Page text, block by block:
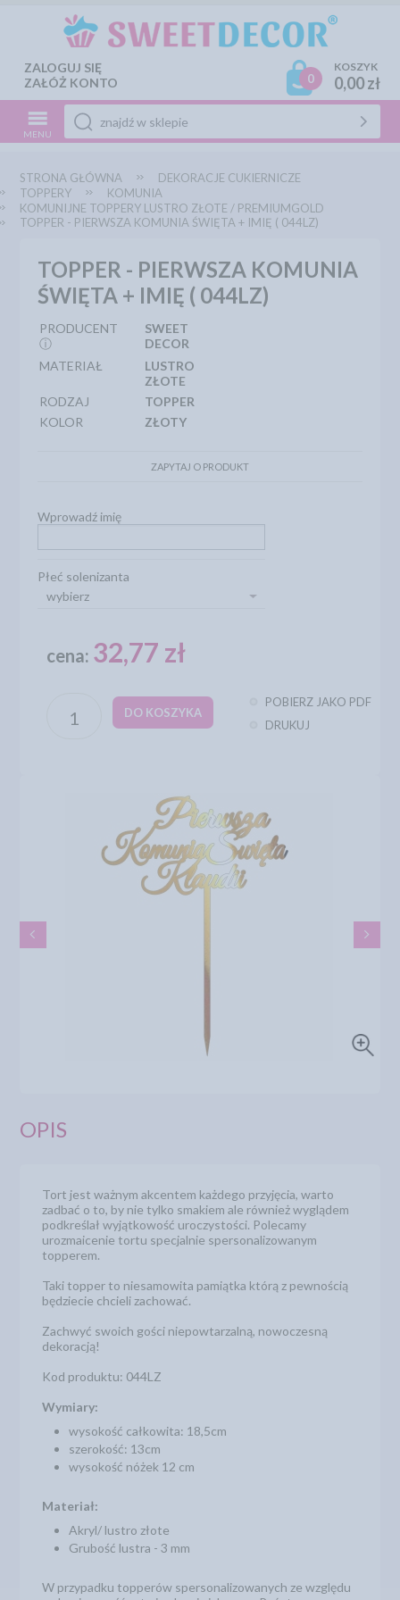
ZALOGUJ SIĘ
ZAŁÓŻ KONTO
0
KOSZYK
0,00 zł
MENU
STRONA GŁÓWNA
DEKORACJE CUKIERNICZE
TOPPERY
KOMUNIA
KOMUNIJNE TOPPERY LUSTRO ZŁOTE / PREMIUMGOLD
TOPPER - PIERWSZA KOMUNIA ŚWIĘTA + IMIĘ ( 044LZ)
TOPPER - PIERWSZA KOMUNIA
ŚWIĘTA + IMIĘ ( 044LZ)
PRODUCENT
ⓘ
SWEET
DECOR
MATERIAŁ
LUSTRO
ZŁOTE
RODZAJ
TOPPER
KOLOR
ZŁOTY
ZAPYTAJ O PRODUKT
Wprowadź imię
Płeć solenizanta
wybierz
cena: 32,77 zł
DO KOSZYKA
POBIERZ JAKO PDF
DRUKUJ
OPIS
Tort jest ważnym akcentem każdego przyjęcia, warto
zadbać o to, by nie tylko smakiem ale również wyglądem
podkreślał wyjątkowość uroczystości. Polecamy
urozmaicenie tortu specjalnie spersonalizowanym
topperem.
Taki topper to niesamowita pamiątka którą z pewnością
będziecie chcieli zachować.
Zachwyć swoich gości niepowtarzalną, nowoczesną
dekoracją!
Kod produktu: 044LZ
Wymiary:
wysokość całkowita: 18,5cm
szerokość: 13cm
wysokość nóżek 12 cm
Materiał:
Akryl/ lustro złote
Grubość lustra - 3 mm
W przypadku topperów spersonalizowanych ze względu